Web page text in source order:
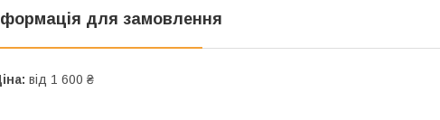
для замовлення
від 1 600 ₴